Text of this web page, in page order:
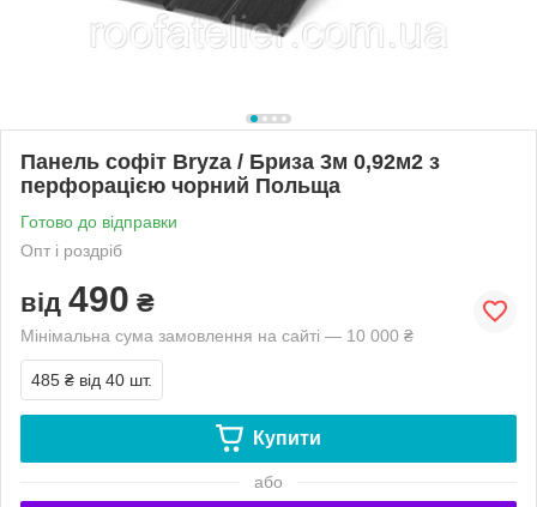
Панель софіт Bryza / Бриза 3м 0,92м2 з
перфорацією чорний Польща
Готово до відправки
Опт і роздріб
від 490 ₴
Мінімальна сума замовлення на сайті — 10 000 ₴
485 ₴ від 40 шт.
Купити
або